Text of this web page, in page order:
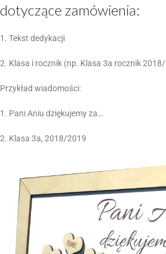
dotyczące zamówienia:
1. Tekst dedykacji
2. Klasa i rocznik (np. Klasa 3a rocznik
Przykład wiadomości:
1. Pani Aniu dziękujemy za…
2. Klasa 3a, 2018/2019